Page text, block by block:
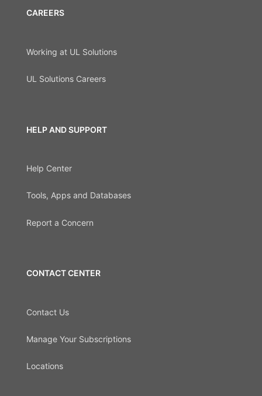
CAREERS
Working at UL Solutions
UL Solutions Careers
HELP AND SUPPORT
Help Center
Tools, Apps and Databases
Report a Concern
CONTACT CENTER
Contact Us
Manage Your Subscriptions
Locations